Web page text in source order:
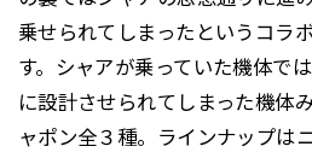
乗せられてしまったというコラ
す。シャアが乗っていた機体で
に設計させられてしまった機体
ャポン全３種。ラインナップは